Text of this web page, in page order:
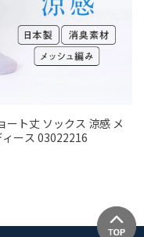
ト丈 ソックス 涼感 メ
ィース 03022216